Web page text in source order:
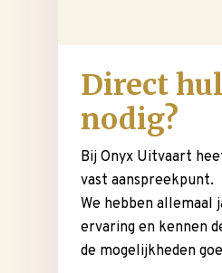
Direct
nodig?
Bij Onyx Uitvaart
vast aanspreekpunt.
We hebben allemaal
ervaring en kennen
de mogelijkheden